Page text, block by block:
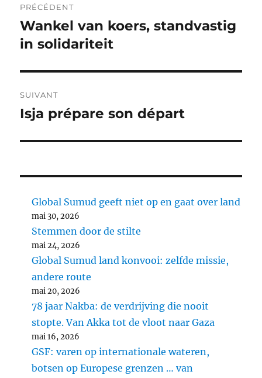
de
l’article
PRÉCÉDENT
Article
précédent :
Wankel van koers, standvastig
in solidariteit
SUIVANT
Article
Isja prépare son départ
Global Sumud geeft niet op en gaat over land
mai 30, 2026
Stemmen door de stilte
mai 24, 2026
Global Sumud land konvooi: zelfde missie,
andere route
mai 20, 2026
78 jaar Nakba: de verdrijving die nooit
stopte. Van Akka tot de vloot naar Gaza
mai 16, 2026
GSF: varen op internationale wateren,
botsen op Europese grenzen … van